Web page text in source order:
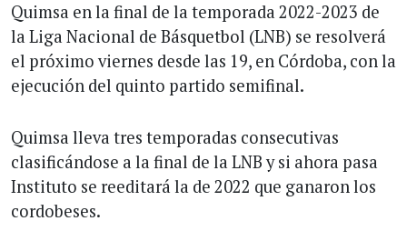
Quimsa en la final de la temporada 2022-2023 de
la Liga Nacional de Básquetbol (LNB) se resolverá
el próximo viernes desde las 19, en Córdoba, con la
ejecución del quinto partido semifinal.
Quimsa lleva tres temporadas consecutivas
clasificándose a la final de la LNB y si ahora pasa
Instituto se reeditará la de 2022 que ganaron los
cordobeses.